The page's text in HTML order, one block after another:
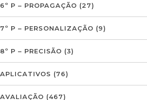
6º P – PROPAGAÇÃO (27)
7º P – PERSONALIZAÇÃO (9)
8º P – PRECISÃO (3)
APLICATIVOS (76)
AVALIAÇÃO (467)